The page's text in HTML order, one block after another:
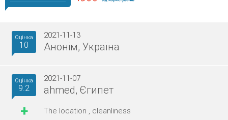
Оцінка
10
2021-11-13
Анонім, Україна
Оцінка
9.2
2021-11-07
ahmed, Єгипет
+ The location , cleanliness